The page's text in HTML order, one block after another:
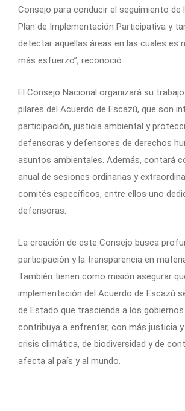
Consejo para conducir el seguimiento de
Plan de Implementación Participativa y
detectar aquellas áreas en las cuales es
más esfuerzo”, reconoció.
El Consejo Nacional organizará su
pilares del Acuerdo de Escazú, que son
participación, justicia ambiental y
defensoras y defensores de derechos
asuntos ambientales. Además, contará
anual de sesiones ordinarias y
comités específicos, entre ellos uno
defensoras.
La creación de este Consejo busca
participación y la transparencia en
También tienen como misión asegurar
implementación del Acuerdo de Escazú
de Estado que trascienda a los
contribuya a enfrentar, con más justicia
crisis climática, de biodiversidad y de
afecta al país y al mundo.